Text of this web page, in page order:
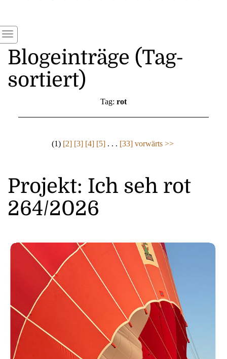
Blogeinträge (Tag-
sortiert)
Tag: rot
(1) [2] [3] [4] [5] . . . [33] vorwärts >>
Projekt: Ich seh rot
264/2026